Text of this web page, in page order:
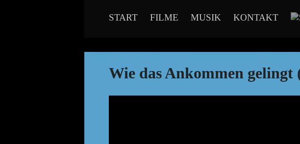
START FILME MUSIK KONTAKT
Wie das Ankommen gelingt